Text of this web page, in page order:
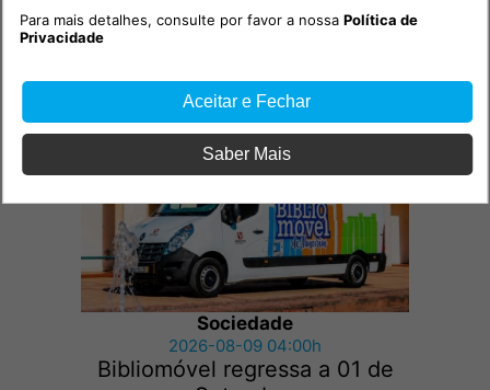
Sociedade
2026-08-09 04:00h
Bibliomóvel regressa a 01 de
Para mais detalhes, consulte por favor a nossaPolítica de
Privacidade
Aceitar e Fechar
Saber Mais